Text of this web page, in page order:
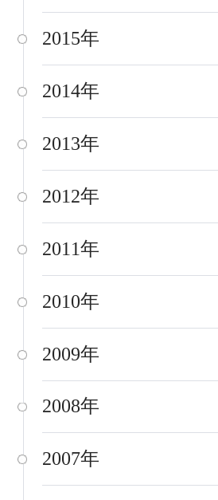
2015年
2014年
2013年
2012年
2011年
2010年
2009年
2008年
2007年